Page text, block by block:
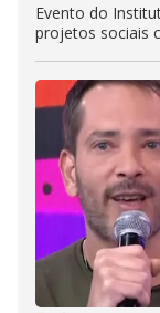
Evento do
projetos sociais